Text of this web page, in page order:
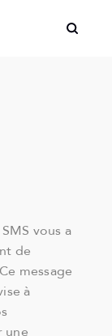
vous a
de
message
à
une